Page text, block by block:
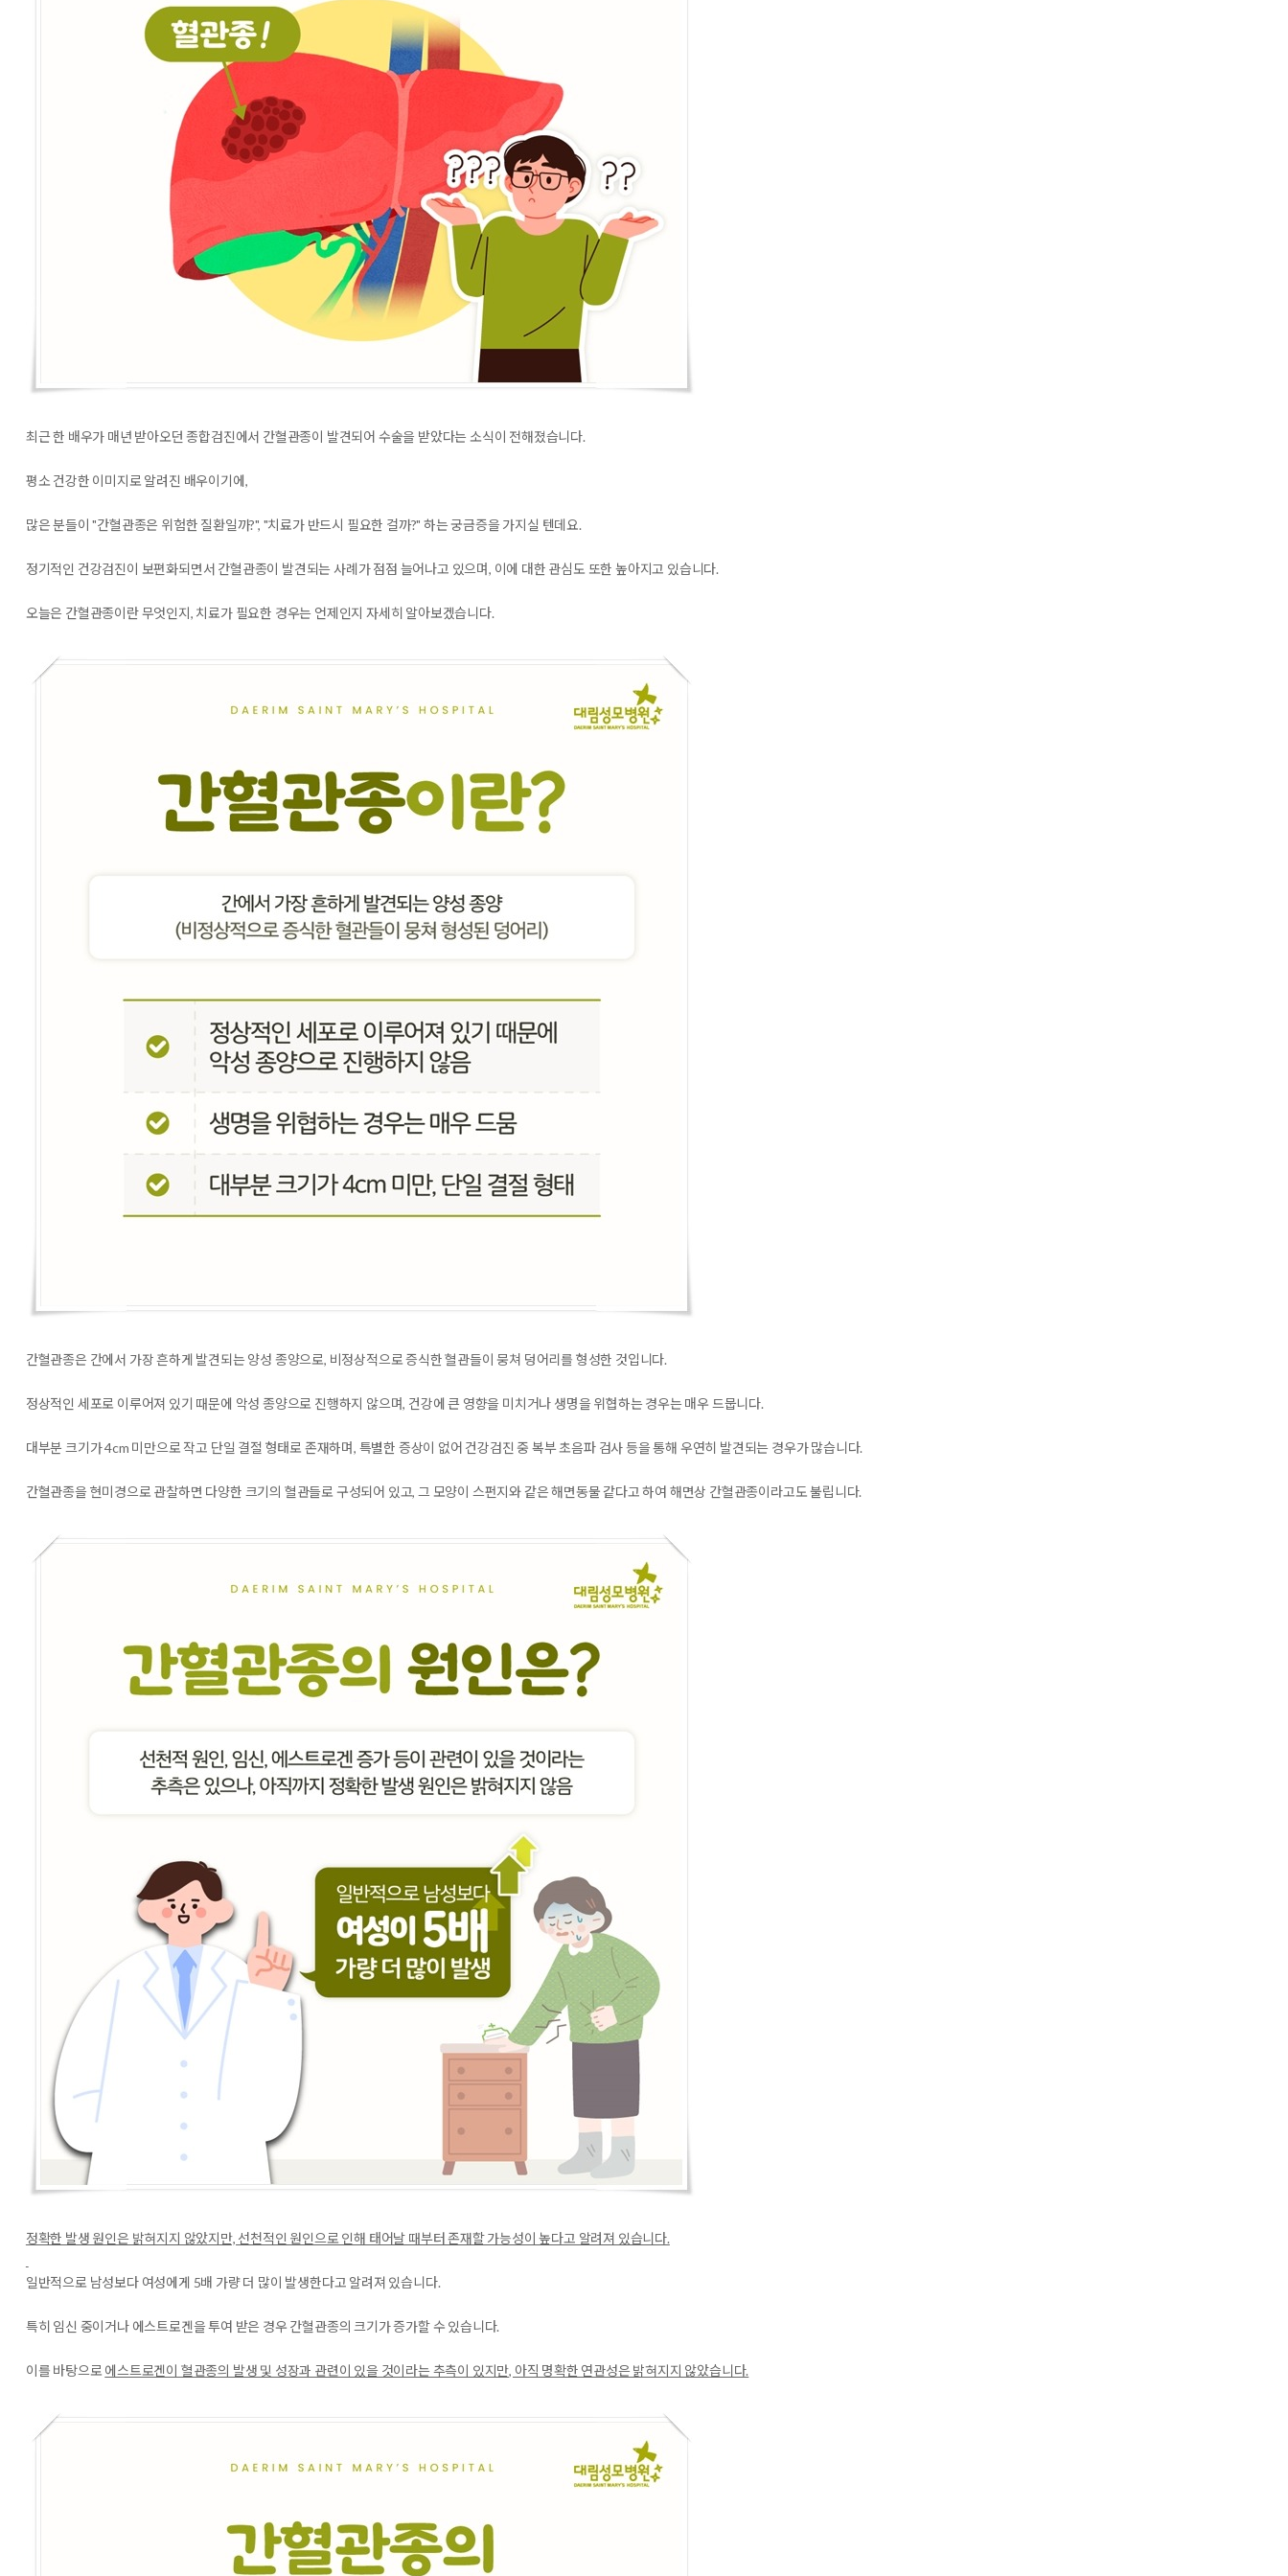
최근 한 배우가 매년 받아오던 종합검진에서 간혈관종이 발견되어 수술을 받았다는 소식이 전해졌습니다.
평소 건강한 이미지로 알려진 배우이기에,
많은 분들이 "간혈관종은 위험한 질환일까?", "치료가 반드시 필요한 걸까?" 하는 궁금증을 가지실 텐데요.
정기적인 건강검진이 보편화되면서 간혈관종이 발견되는 사례가 점점 늘어나고 있으며, 이에 대한 관심도 또한 높아지고 있습니다.
오늘은 간혈관종이란 무엇인지, 치료가 필요한 경우는 언제인지 자세히 알아보겠습니다.
간혈관종은 간에서 가장 흔하게 발견되는 양성 종양으로, 비정상적으로 증식한 혈관들이 뭉쳐 덩어리를 형성한 것입니다.
정상적인 세포로 이루어져 있기 때문에 악성 종양으로 진행하지 않으며, 건강에 큰 영향을 미치거나 생명을 위협하는 경우는 매우 드뭅니다.
대부분 크기가 4cm 미만으로 작고 단일 결절 형태로 존재하며, 특별한 증상이 없어 건강검진 중 복부 초음파 검사 등을 통해 우연히 발견되는 경우가 많습니다.
간혈관종을 현미경으로 관찰하면 다양한 크기의 혈관들로 구성되어 있고, 그 모양이 스펀지와 같은 해면동물 같다고 하여 해면상 간혈관종이라고도 불립니다.
정확한 발생 원인은 밝혀지지 않았지만, 선천적인 원인으로 인해 태어날 때부터 존재할 가능성이 높다고 알려져 있습니다.
일반적으로 남성보다 여성에게 5배 가량 더 많이 발생한다고 알려져 있습니다.
특히 임신 중이거나 에스트로겐을 투여 받은 경우 간혈관종의 크기가 증가할 수 있습니다.
이를 바탕으로 에스트로겐이 혈관종의 발생 및 성장과 관련이 있을 것이라는 추측이 있지만, 아직 명확한 연관성은 밝혀지지 않았습니다.